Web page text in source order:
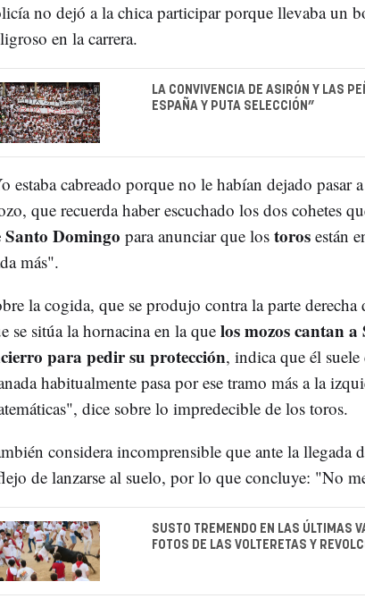
no dejó a la chica participar porque llevaba un
en la carrera.
LA CONVIVENCIA DE ASIRÓN Y LAS
ESPAÑA Y PUTA SELECCIÓN”
estaba cabreado porque no le habían dejado pasar
que recuerda haber escuchado los dos cohetes
Santo Domingo para anunciar que los toros están
más".
la cogida, que se produjo contra la parte
se sitúa la hornacina en la que los mozos cantan
para pedir su protección, indica que él
habitualmente pasa por ese tramo más a la
dice sobre lo impredecible de los toros.
considera incomprensible que ante la llegada
de lanzarse al suelo, por lo que concluye: "No
SUSTO TREMENDO EN LAS ÚLTIMAS
FOTOS DE LAS VOLTERETAS Y